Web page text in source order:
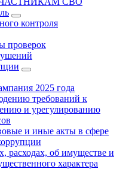
контроля
проверок
2025 года
требований к
и урегулированию
и иные акты в сфере
расходах, об имуществе и
характера